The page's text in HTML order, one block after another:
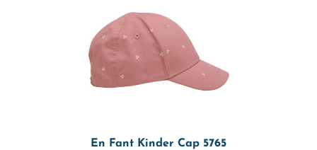
En Fant Kinder Cap 5765